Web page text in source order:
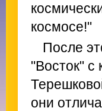
космосе!"
После
"Восток"
они